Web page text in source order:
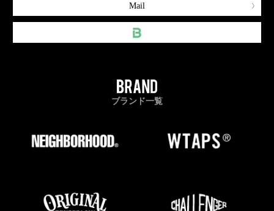
Mail
ブランド一覧